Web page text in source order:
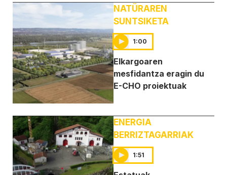
NATÜRAREN
SUNTSIKETA
1:00
Elkargoaren
mesfidantza eragin du
E-CHO proiektuak
ENERGIA
BERRIZTAGARRIAK
1:51